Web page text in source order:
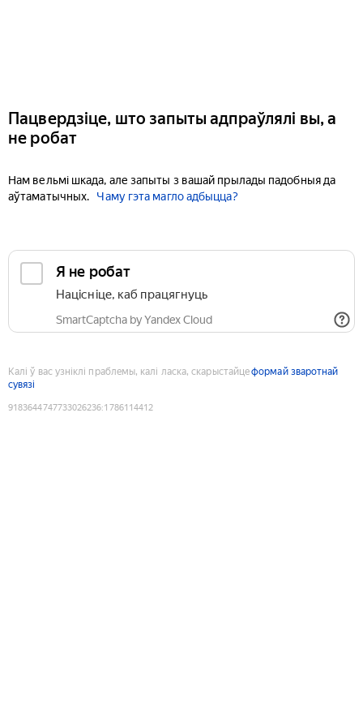
Пацвердзіце, што запыты адпраўлялі вы, а
не робат
Нам вельмі шкада, але запыты з вашай прылады падобныя да
аўтаматычных.
Чаму гэта магло адбыцца?
Я не робат
Націсніце, каб працягнуць
SmartCaptcha by Yandex Cloud
Калі ў вас узніклі праблемы, калі ласка, скарыстайцеформай зваротнай
сувязі
9183644747733026236:1786114412